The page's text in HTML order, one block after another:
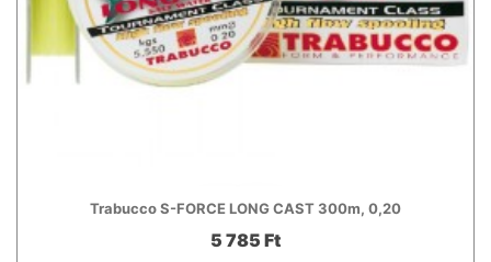
Trabucco S-FORCE LONG CAST 300m, 0,20
5 785 Ft